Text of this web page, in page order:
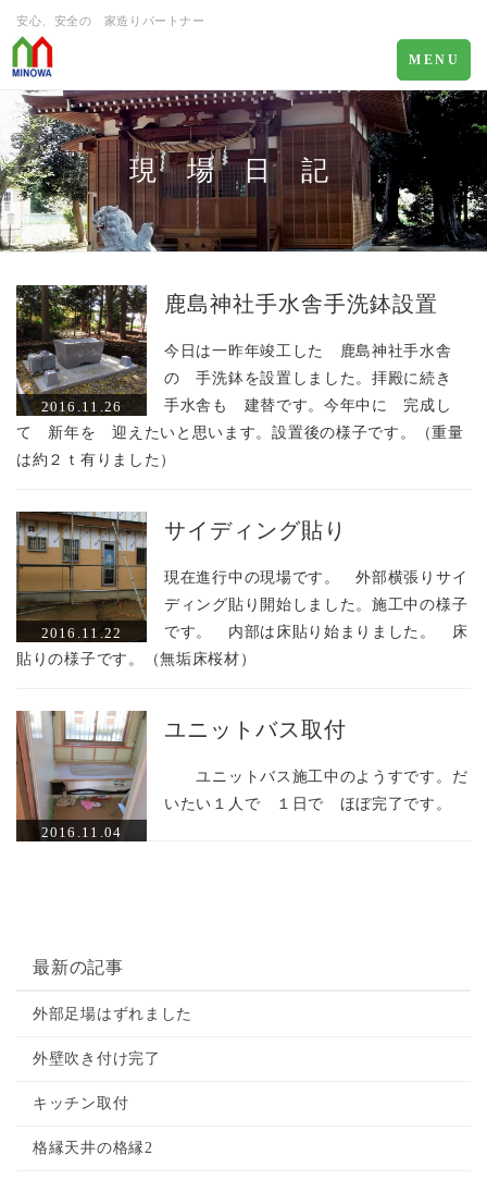
安心、安全の 家造りパートナー
Toggle
navigation
MENU
現 場 日 記
2016.11.26
鹿島神社手水舎手洗鉢設置
今日は一昨年竣工した 鹿島神社手水舎
の 手洗鉢を設置しました。拝殿に続き
手水舎も 建替です。今年中に 完成し
て 新年を 迎えたいと思います。設置後の様子です。（重量
は約２ｔ有りました）
2016.11.22
サイディング貼り
現在進行中の現場です。 外部横張りサイ
ディング貼り開始しました。施工中の様子
です。 内部は床貼り始まりました。 床
貼りの様子です。（無垢床桜材）
2016.11.04
ユニットバス取付
ユニットバス施工中のようすです。だ
いたい１人で １日で ほぼ完了です。
最新の記事
外部足場はずれました
外壁吹き付け完了
キッチン取付
格縁天井の格縁2